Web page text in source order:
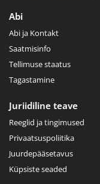
Abi
Abi ja Kontakt
Saatmisinfo
Tellimuse staatus
Tagastamine
Juriidiline teave
Reeglid ja tingimused
Privaatsuspoliitika
Juurdepääsetavus
Küpsiste seaded